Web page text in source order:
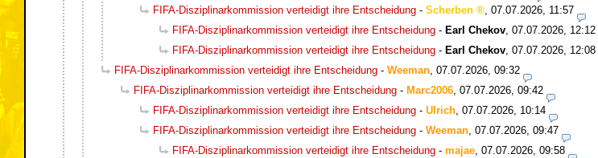
FIFA-Disziplinarkommission verteidigt ihre Entscheidung - Scherben , 07.07.2026, 11:57
FIFA-Disziplinarkommission verteidigt ihre Entscheidung - Earl Chekov, 07.07.2026, 12:12
FIFA-Disziplinarkommission verteidigt ihre Entscheidung - Earl Chekov, 07.07.2026, 12:08
FIFA-Disziplinarkommission verteidigt ihre Entscheidung - Weeman, 07.07.2026, 09:32
FIFA-Disziplinarkommission verteidigt ihre Entscheidung - Marc2006, 07.07.2026, 09:42
FIFA-Disziplinarkommission verteidigt ihre Entscheidung - Ulrich, 07.07.2026, 10:14
FIFA-Disziplinarkommission verteidigt ihre Entscheidung - Weeman, 07.07.2026, 09:47
FIFA-Disziplinarkommission verteidigt ihre Entscheidung - majae, 07.07.2026, 09:58